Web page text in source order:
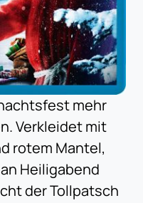
mehr
Verkleidet mit
rotem Mantel,
Heiligabend
der Tollpatsch